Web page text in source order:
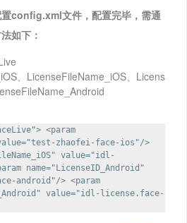
config.xml文件，配置完毕，需通
如下：
、LicenseFileName_iOS、Licens
<param
value="test-zhaofei-face-ios"/>
value="idl-
name="LicenseID_Android"
android"/> <param
value="idl-license.face-